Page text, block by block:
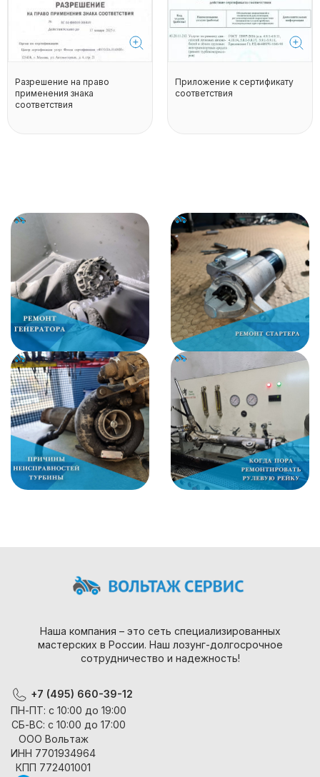
Разрешение на право
применения знака
соответствия
Приложение к сертификату
соответствия
Наша компания – это сеть специализированных
мастерских в России. Наш лозунг-долгосрочное
сотрудничество и надежность!
+7 (495) 660-39-12
ПН-ПТ: с 10:00 до 19:00
СБ-ВС: с 10:00 до 17:00
ООО Вольтаж
ИНН 7701934964
КПП 772401001